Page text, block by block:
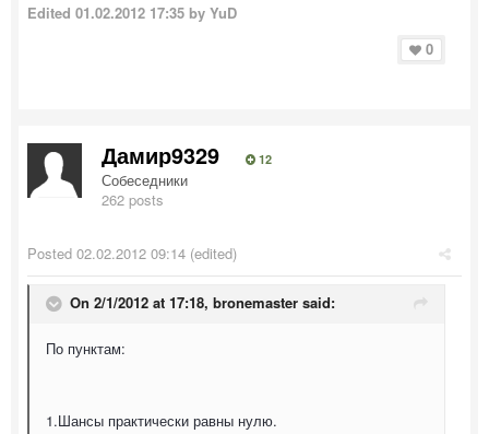
Edited 01.02.2012 17:35 by YuD
0
Дамир9329 12
Собеседники
262 posts
Posted 02.02.2012 09:14 (edited)
On 2/1/2012 at 17:18, bronemaster said:
По пунктам:
1.Шансы практически равны нулю.